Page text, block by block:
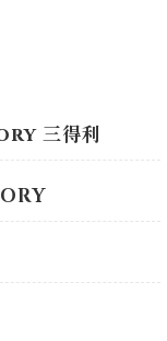
三得利